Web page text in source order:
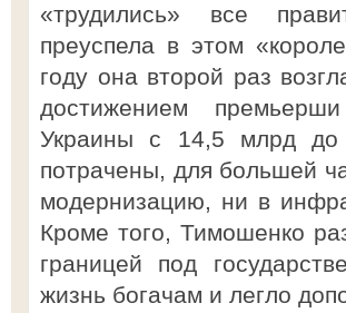
«трудились» все
преуспела в этом
году она второй раз
достижением
Украины с 14,5 млрд
потрачены, для большей
модернизацию, ни в
Кроме того, Тимошенко
границей под
жизнь богачам и легло